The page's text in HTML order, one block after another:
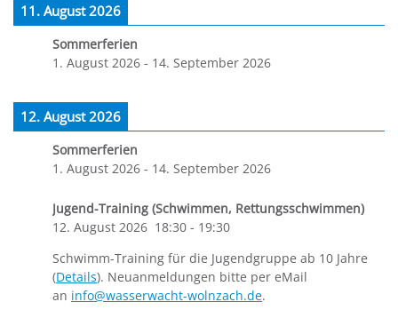
11. August 2026
Sommerferien
1. August 2026 - 14. September 2026
12. August 2026
Sommerferien
1. August 2026 - 14. September 2026
Jugend-Training (Schwimmen, Rettungsschwimmen)
12. August 2026 18:30 - 19:30
Schwimm-Training für die Jugendgruppe ab 10 Jahre
(Details). Neuanmeldungen bitte per eMail
an info@wasserwacht-wolnzach.de.